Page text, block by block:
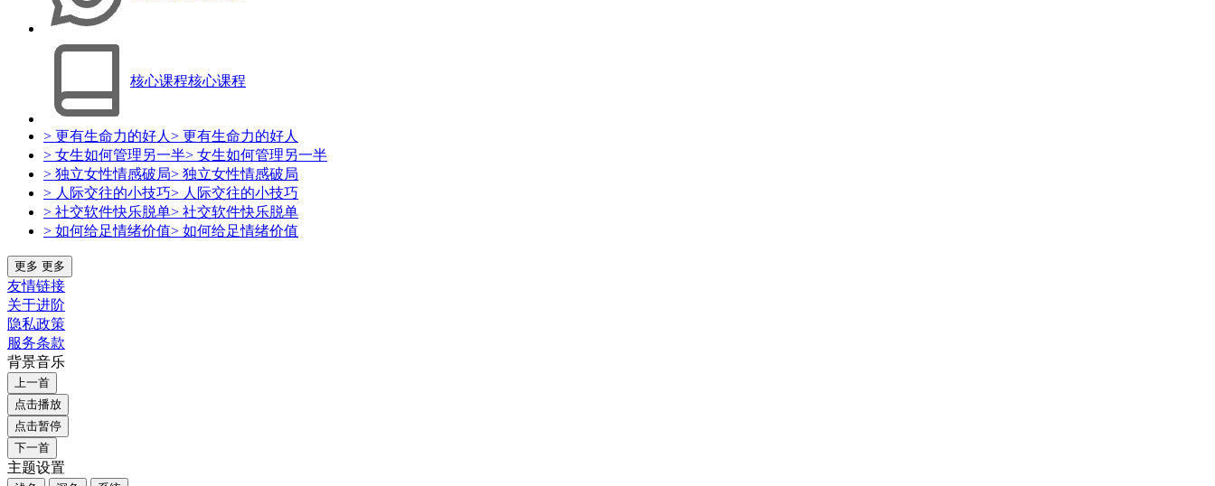
核心课程核心课程
> 更有生命力的好人 > 更有生命力的好人
> 女生如何管理另一半> 女生如何管理另一半
> 独立女性情感破局> 独立女性情感破局
> 人际交往的小技巧> 人际交往的小技巧
> 社交软件快乐脱单> 社交软件快乐脱单
> 如何给足情绪价值> 如何给足情绪价值
更多 更多
友情链接
关于进阶
隐私政策
服务条款
背景音乐
上一首
点击播放
点击暂停
下一首
主题设置